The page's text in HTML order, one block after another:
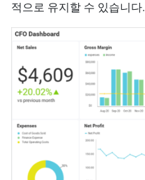
적으로 유지할 수 있습니다.